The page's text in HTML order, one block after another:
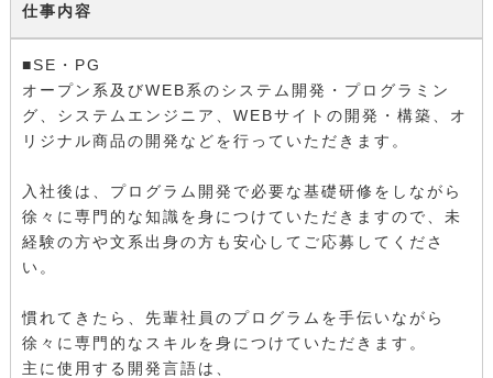
仕事内容
■SE・PG
オープン系及びWEB系のシステム開発・プログラミン
グ、システムエンジニア、WEBサイトの開発・構築、オ
リジナル商品の開発などを行っていただきます。
入社後は、プログラム開発で必要な基礎研修をしながら
徐々に専門的な知識を身につけていただきますので、未
経験の方や文系出身の方も安心してご応募してくださ
い。
慣れてきたら、先輩社員のプログラムを手伝いながら
徐々に専門的なスキルを身につけていただきます。
主に使用する開発言語は、